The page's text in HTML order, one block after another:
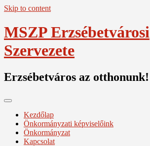
Skip to content
MSZP Erzsébetvárosi
Szervezete
Erzsébetváros az otthonunk!
Kezdőlap
Önkormányzati képviselőink
Önkormányzat
Kapcsolat